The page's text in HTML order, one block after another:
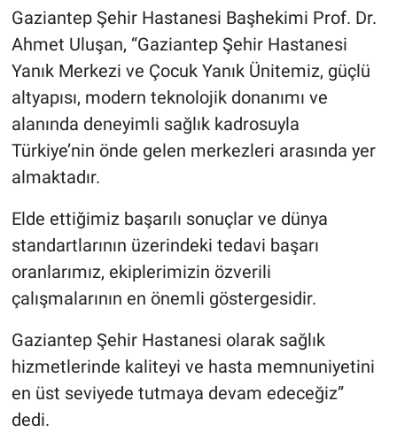
Gaziantep Şehir Hastanesi Başhekimi Prof. Dr.
Ahmet Uluşan, “Gaziantep Şehir Hastanesi
Yanık Merkezi ve Çocuk Yanık Ünitemiz, güçlü
altyapısı, modern teknolojik donanımı ve
alanında deneyimli sağlık kadrosuyla
Türkiye’nin önde gelen merkezleri arasında yer
almaktadır.
Elde ettiğimiz başarılı sonuçlar ve dünya
standartlarının üzerindeki tedavi başarı
oranlarımız, ekiplerimizin özverili
çalışmalarının en önemli göstergesidir.
Gaziantep Şehir Hastanesi olarak sağlık
hizmetlerinde kaliteyi ve hasta memnuniyetini
en üst seviyede tutmaya devam edeceğiz”
dedi.